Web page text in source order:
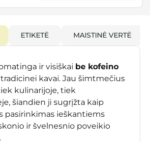
ETIKETĖ MAISTINĖ VERTĖ
ir visiškai be kofeino
kavai. Jau šimtmečius
kulinarijoje, tiek
šiandien ji sugrįžta kaip
pasirinkimas ieškantiems
ir švelnesnio poveikio